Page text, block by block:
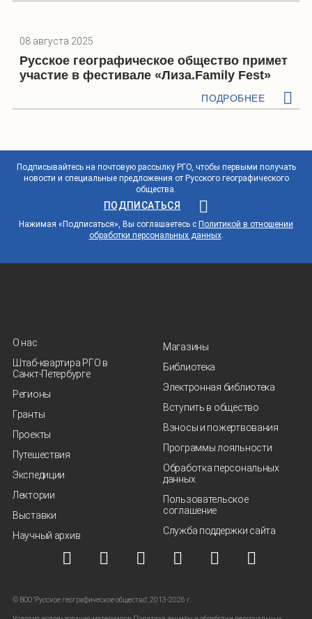
08 августа 2025
Русское географическое общество примет
участие в фестивале «Лиза.Family Fest»
ПОДРОБНЕЕ
Подписывайтесь на почтовую рассылку РГО, чтобы первыми получать
новости и специальные предложения от Русского географического
общества.
ПОДПИСАТЬСЯ
Нажимая «Подписаться», Вы соглашаетесь с Политикой в отношении
обработки персональных данных.
О нас
Штаб-квартира РГО в
Санкт‑Петербурге
Регионы
Гранты
Проекты
Путешествия
Экспедиции
Лектории
Выставки
Научный архив
Магазины
Библиотека
Электронная библиотека
Вступить в общество
Взносы и пожертвования
Программы лояльности
Обработка персональных
данных
Пользовательское
соглашение
Служба поддержки сайта
© ВОО "Русское географическое общество", 2013-2026 г.